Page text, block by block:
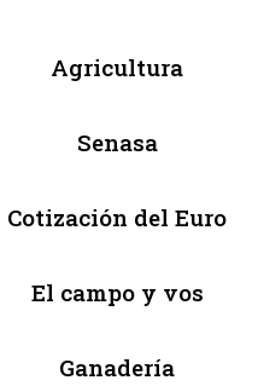
Agricultura
Senasa
Cotización del Euro
El campo y vos
Ganadería